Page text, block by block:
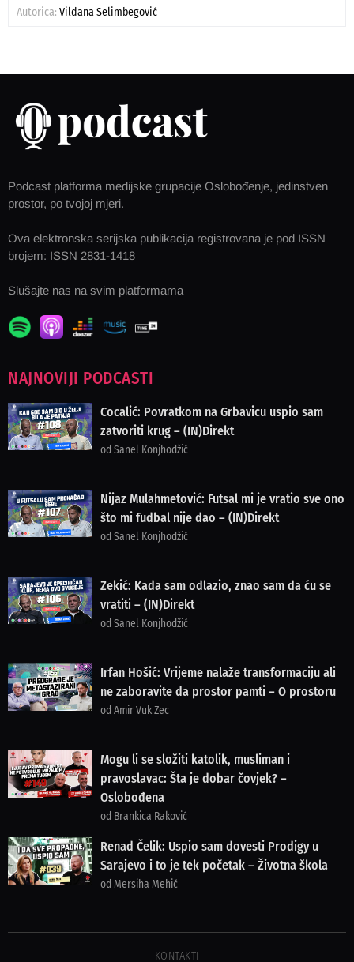
Autorica: Vildana Selimbegović
Podcast platforma medijske grupacije Oslobođenje, jedinstven
prostor, po tvojoj mjeri.
Ova elektronska serijska publikacija registrovana je pod ISSN
brojem: ISSN 2831-1418
Slušajte nas na svim platformama
NAJNOVIJI PODCASTI
Cocalić: Povratkom na Grbavicu uspio sam
zatvoriti krug – (IN)Direkt
od Sanel Konjhodžić
Nijaz Mulahmetović: Futsal mi je vratio sve ono
što mi fudbal nije dao – (IN)Direkt
od Sanel Konjhodžić
Zekić: Kada sam odlazio, znao sam da ću se
vratiti – (IN)Direkt
od Sanel Konjhodžić
Irfan Hošić: Vrijeme nalaže transformaciju ali
ne zaboravite da prostor pamti – O prostoru
od Amir Vuk Zec
Mogu li se složiti katolik, musliman i
pravoslavac: Šta je dobar čovjek? –
Oslobođena
od Brankica Raković
Renad Čelik: Uspio sam dovesti Prodigy u
Sarajevo i to je tek početak – Životna škola
od Mersiha Mehić
KONTAKTI